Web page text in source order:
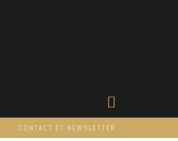
CONTACT ET NEWSLETTER